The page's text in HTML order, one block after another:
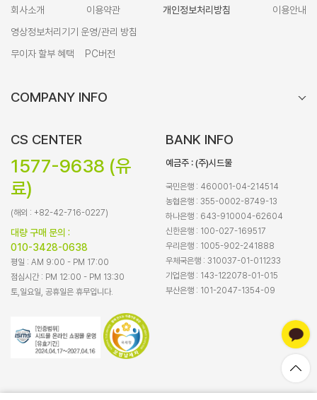
회사소개 이용약관 개인정보처리방침
이용안내
영상정보처리기기 운영/관리 방침
무이자 할부 혜택
PC버전
COMPANY INFO
CS CENTER
1577-9638 (유
료)
(해외 : +82-42-716-0227)
대량 구매 문의 :
010-3428-0638
평일 : AM 9:00 - PM 17:00
점심시간 : PM 12:00 - PM 13:30
토,일요일, 공휴일은 휴무입니다.
BANK INFO
예금주 : (주)시드물
국민은행 : 460001-04-214514
농협은행 : 355-0002-8749-13
하나은행 : 643-910004-62604
신한은행 : 100-027-169517
우리은행 : 1005-902-241888
우체국은행 : 310037-01-011233
기업은행 : 143-122078-01-015
부산은행 : 101-2047-1354-09